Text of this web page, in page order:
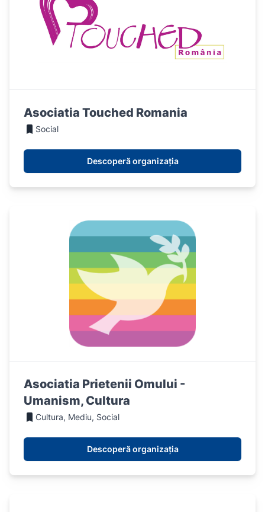
Asociatia Touched Romania
Social
Descoperă organizația
Asociatia Prietenii Omului -
Umanism, Cultura
Cultura, Mediu, Social
Descoperă organizația